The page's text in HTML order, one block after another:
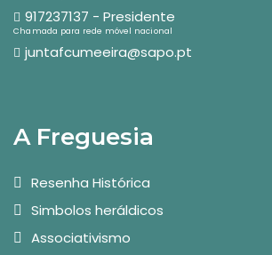
917237137 - Presidente
Chamada para rede móvel nacional
juntafcumeeira@sapo.pt
A Freguesia
Resenha Histórica
Simbolos heráldicos
Associativismo